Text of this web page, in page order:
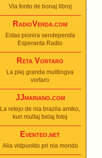
Via fonto de bonaj libroj
RadioVerda.com
Estas pionira sendependa
Esperanta Radio
Reta Vortaro
La plej granda multlingva
vortaro
JJmariano.com
La retejo de nia brazila amiko,
kun multaj belaj fotoj
Eventeo.net
Alia vidpunkto pri nia mondo